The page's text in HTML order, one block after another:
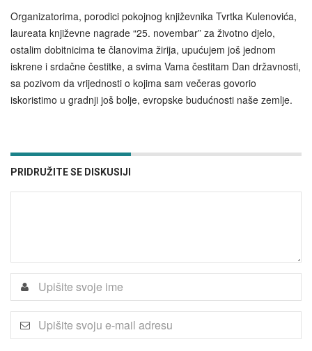
Organizatorima, porodici pokojnog književnika Tvrtka Kulenovića,
laureata književne nagrade “25. novembar” za životno djelo,
ostalim dobitnicima te članovima žirija, upućujem još jednom
iskrene i srdačne čestitke, a svima Vama čestitam Dan državnosti,
sa pozivom da vrijednosti o kojima sam večeras govorio
iskoristimo u gradnji još bolje, evropske budućnosti naše zemlje.
PRIDRUŽITE SE DISKUSIJI